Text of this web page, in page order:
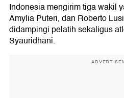
Indonesia mengirim tiga wakil
Amylia Puteri, dan Roberto
didampingi pelatih sekaligus
Syauridhani.